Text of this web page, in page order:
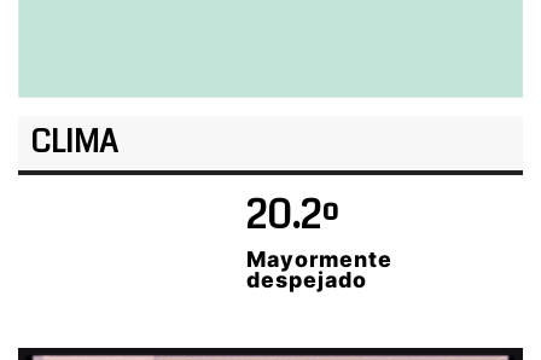
CLIMA
20.2º
Mayormente
despejado